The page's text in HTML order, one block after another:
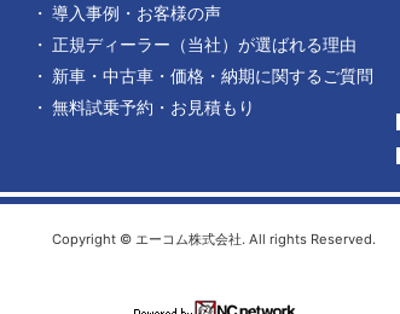
導入事例・お客様の声
正規ディーラー（当社）が選ばれる理由
新車・中古車・価格・納期に関するご質問
無料試乗予約・お見積もり
Copyright © エーコム株式会社. All rights Reserved.